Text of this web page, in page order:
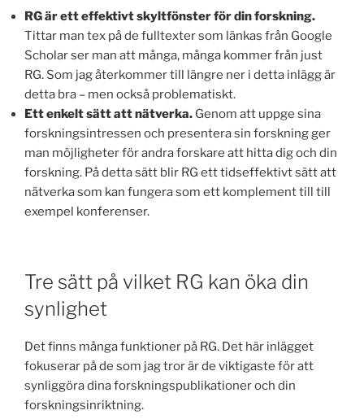
RG är ett effektivt skyltfönster för din forskning.
Tittar man tex på de fulltexter som länkas från Google
Scholar ser man att många, många kommer från just
RG. Som jag återkommer till längre ner i detta inlägg är
detta bra – men också problematiskt.
Ett enkelt sätt att nätverka. Genom att uppge sina
forskningsintressen och presentera sin forskning ger
man möjligheter för andra forskare att hitta dig och din
forskning. På detta sätt blir RG ett tidseffektivt sätt att
nätverka som kan fungera som ett komplement till till
exempel konferenser.
Tre sätt på vilket RG kan öka din
synlighet
Det finns många funktioner på RG. Det här inlägget
fokuserar på de som jag tror är de viktigaste för att
synliggöra dina forskningspublikationer och din
forskningsinriktning.